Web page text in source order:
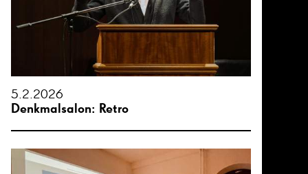
5.2.2026
Denkmalsalon: Retro